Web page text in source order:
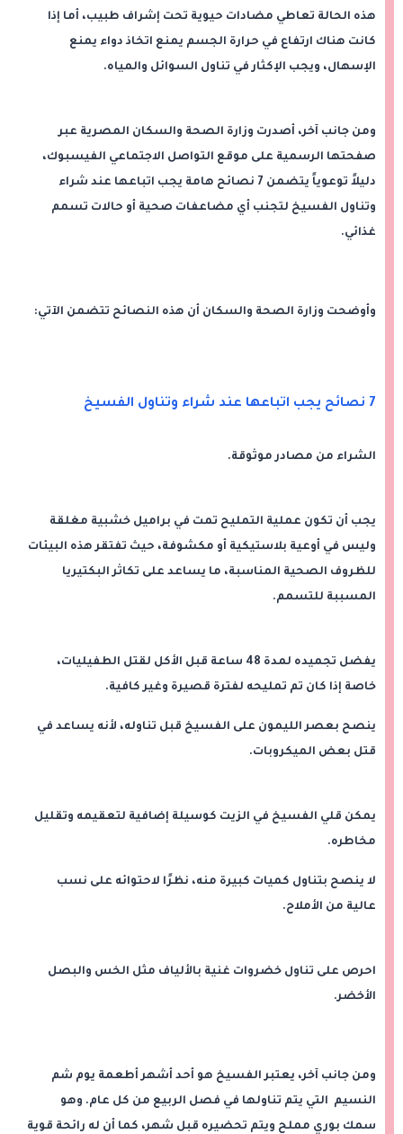
هذه الحالة تعاطي مضادات حيوية تحت إشراف طبيب، أما إذا
كانت هناك ارتفاع في حرارة الجسم يمنع اتخاذ دواء يمنع
الإسهال، ويجب الإكثار في تناول السوائل والمياه.
ومن جانب آخر، أصدرت وزارة الصحة والسكان المصرية عبر
صفحتها الرسمية على موقع التواصل الاجتماعي الفيسبوك،
دليلاً توعوياً يتضمن 7 نصائح هامة يجب اتباعها عند شراء
وتناول الفسيخ لتجنب أي مضاعفات صحية أو حالات تسمم
غذائي.
وأوضحت وزارة الصحة والسكان أن هذه النصائح تتضمن الآتي:
7 نصائح يجب اتباعها عند شراء وتناول الفسيخ
الشراء من مصادر موثوقة.
يجب أن تكون عملية التمليح تمت في براميل خشبية مغلقة
وليس في أوعية بلاستيكية أو مكشوفة، حيث تفتقر هذه البيئات
للظروف الصحية المناسبة، ما يساعد على تكاثر البكتيريا
المسببة للتسمم.
يفضل تجميده لمدة 48 ساعة قبل الأكل لقتل الطفيليات،
خاصة إذا كان تم تمليحه لفترة قصيرة وغير كافية.
ينصح بعصر الليمون على الفسيخ قبل تناوله، لأنه يساعد في
قتل بعض الميكروبات.
يمكن قلي الفسيخ في الزيت كوسيلة إضافية لتعقيمه وتقليل
مخاطره.
لا ينصح بتناول كميات كبيرة منه، نظرًا لاحتوائه على نسب
عالية من الأملاح.
احرص على تناول خضروات غنية بالألياف مثل الخس والبصل
الأخضر.
ومن جانب آخر، يعتبر الفسيخ هو أحد أشهر أطعمة يوم شم
النسيم التي يتم تناولها في فصل الربيع من كل عام. وهو
سمك بوري مملح ويتم تحضيره قبل شهر، كما أن له رائحة قوية